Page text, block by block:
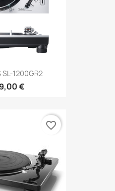
SL-1200GR2
€
favorite_border